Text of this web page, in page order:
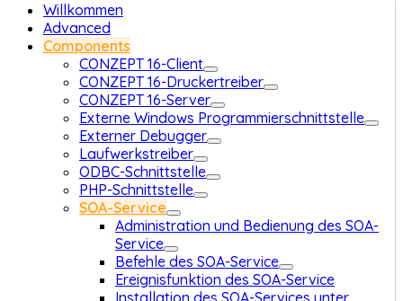
Willkommen
Advanced
Components
CONZEPT 16-Client
CONZEPT 16-Druckertreiber
CONZEPT 16-Server
Externe Windows Programmierschnittstelle
Externer Debugger
Laufwerkstreiber
ODBC-Schnittstelle
PHP-Schnittstelle
SOA-Service
Administration und Bedienung des SOA-
Service
Befehle des SOA-Service
Ereignisfunktion des SOA-Service
Installation des SOA-Services unter